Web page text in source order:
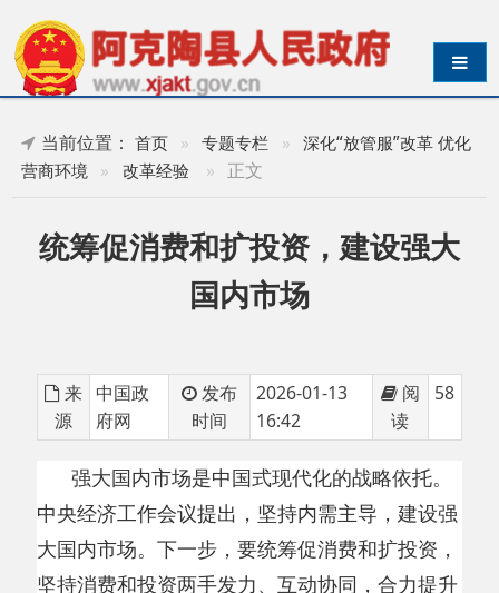
导航切换
营商环境
» 改革经验 » 正文
国内市场
源
府网
时间
16:42
读
强大国内市场是中国式现代化的战略依托。
大国内市场。下一步，要统筹促消费和扩投资，
坚持消费和投资两手发力、互动协同，合力提升
国内市场的成长性和稳定性，加快形成更多由内
需主导、消费拉动、内生增长的经济发展模式。